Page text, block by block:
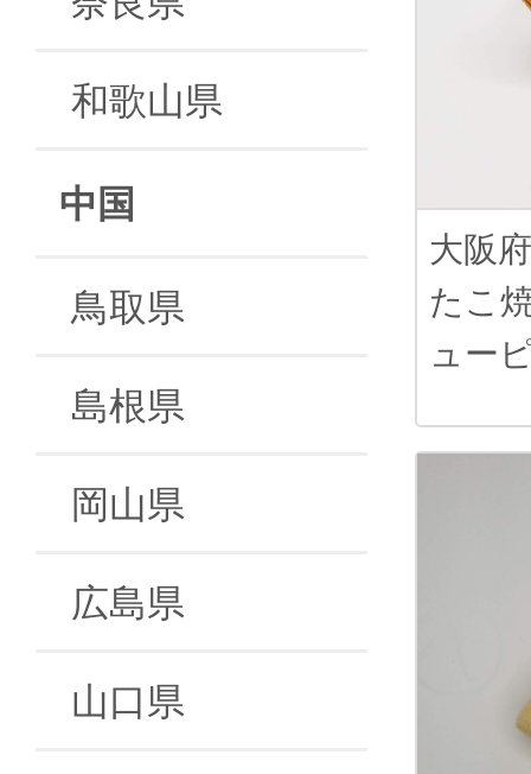
和歌山県
中国
鳥取県
島根県
岡山県
広島県
山口県
大阪府
たこ
ュー